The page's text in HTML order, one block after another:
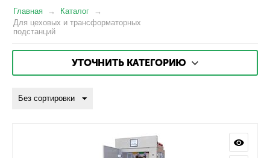
Главная
Каталог
Для цеховых и трансформаторных
подстанций
УТОЧНИТЬ КАТЕГОРИЮ
Без сортировки